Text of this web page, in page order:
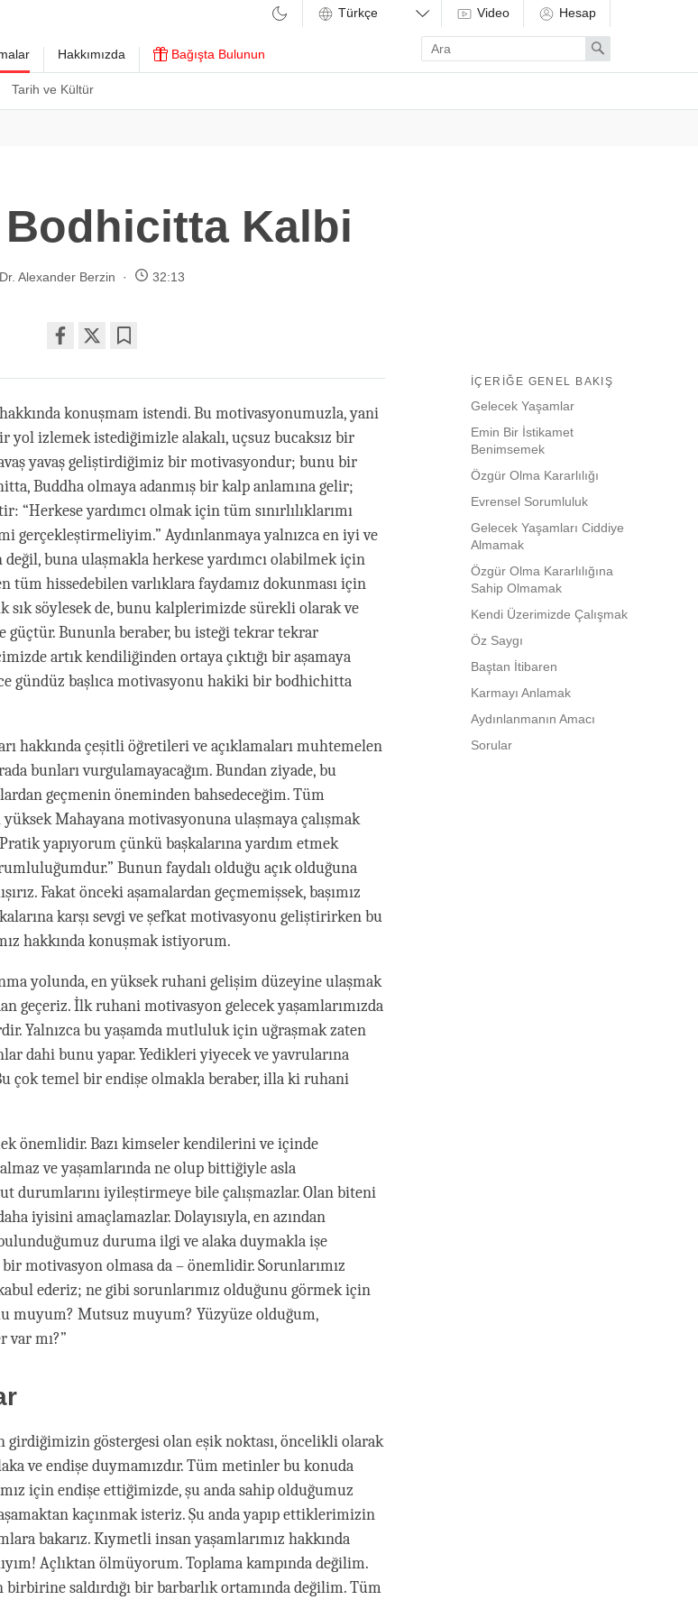
Tarih ve Kültür
Hakkımızda Bağışta Bulunun
Video Hesap
Enter
search
term
Search
Kalbi
Dr. Alexander Berzin 32:13
on
facebook
İÇERIĞE GENEL BAKIŞ
Gelecek Yaşamlar
Emin Bir İstikamet
Benimsemek
Özgür Olma Kararlılığı
Evrensel Sorumluluk
Gelecek Yaşamları Ciddiye
Almamak
Özgür Olma Kararlılığına
Sahip Olmamak
Kendi Üzerimizde Çalışmak
Öz Saygı
Baştan İtibaren
Karmayı Anlamak
Aydınlanmanın Amacı
Sorular
konuşmam istendi. Bu motivasyonumuzla, yani
yol izlemek istediğimizle alakalı, uçsuz bucaksız bir
yavaş geliştirdiğimiz bir motivasyondur; bunu bir
Buddha olmaya adanmış bir kalp anlamına gelir;
“Herkese yardımcı olmak için tüm sınırlılıklarımı
gerçekleştirmeliyim.” Aydınlanmaya yalnızca en iyi ve
buna ulaşmakla herkese yardımcı olabilmek için
tüm hissedebilen varlıklara faydamız dokunması için
sık söylesek de, bunu kalplerimizde sürekli olarak ve
güçtür. Bununla beraber, bu isteği tekrar tekrar
artık kendiliğinden ortaya çıktığı bir aşamaya
gündüz başlıca motivasyonu hakiki bir bodhichitta
hakkında çeşitli öğretileri ve açıklamaları muhtemelen
bunları vurgulamayacağım. Bundan ziyade, bu
geçmenin öneminden bahsedeceğim. Tüm
yüksek Mahayana motivasyonuna ulaşmaya çalışmak
yapıyorum çünkü başkalarına yardım etmek
Bunun faydalı olduğu açık olduğuna
Fakat önceki aşamalardan geçmemişsek, başımız
karşı sevgi ve şefkat motivasyonu geliştirirken bu
hakkında konuşmak istiyorum.
yolunda, en yüksek ruhani gelişim düzeyine ulaşmak
geçeriz. İlk ruhani motivasyon gelecek yaşamlarımızda
Yalnızca bu yaşamda mutluluk için uğraşmak zaten
dahi bunu yapar. Yedikleri yiyecek ve yavrularına
çok temel bir endişe olmakla beraber, illa ki ruhani
önemlidir. Bazı kimseler kendilerini ve içinde
ve yaşamlarında ne olup bittiğiyle asla
durumlarını iyileştirmeye bile çalışmazlar. Olan biteni
iyisini amaçlamazlar. Dolayısıyla, en azından
duruma ilgi ve alaka duymakla işe
motivasyon olmasa da – önemlidir. Sorunlarımız
ederiz; ne gibi sorunlarımız olduğunu görmek için
muyum? Mutsuz muyum? Yüzyüze olduğum,
var mı?”
göstergesi olan eşik noktası, öncelikli olarak
ve endişe duymamızdır. Tüm metinler bu konuda
için endişe ettiğimizde, şu anda sahip olduğumuz
kaçınmak isteriz. Şu anda yapıp ettiklerimizin
bakarız. Kıymetli insan yaşamlarımız hakkında
Açlıktan ölmüyorum. Toplama kampında değilim.
saldırdığı bir barbarlık ortamında değilim. Tüm